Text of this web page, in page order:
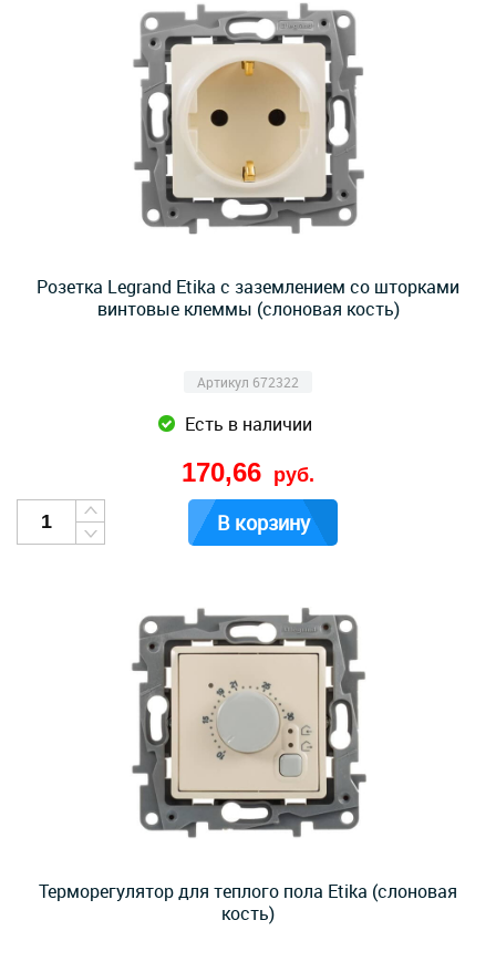
Розетка Legrand Etika с заземлением со шторками
винтовые клеммы (слоновая кость)
Артикул 672322
Есть в наличии
170,66 руб.
В корзину
Терморегулятор для теплого пола Etika (слоновая
кость)